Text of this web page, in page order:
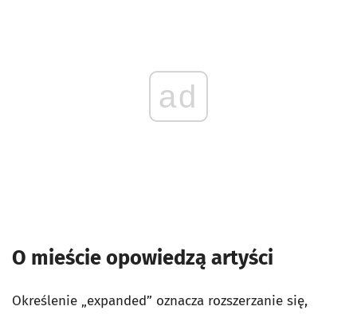
ad
O mieście opowiedzą artyści
Określenie „expanded” oznacza rozszerzanie się,